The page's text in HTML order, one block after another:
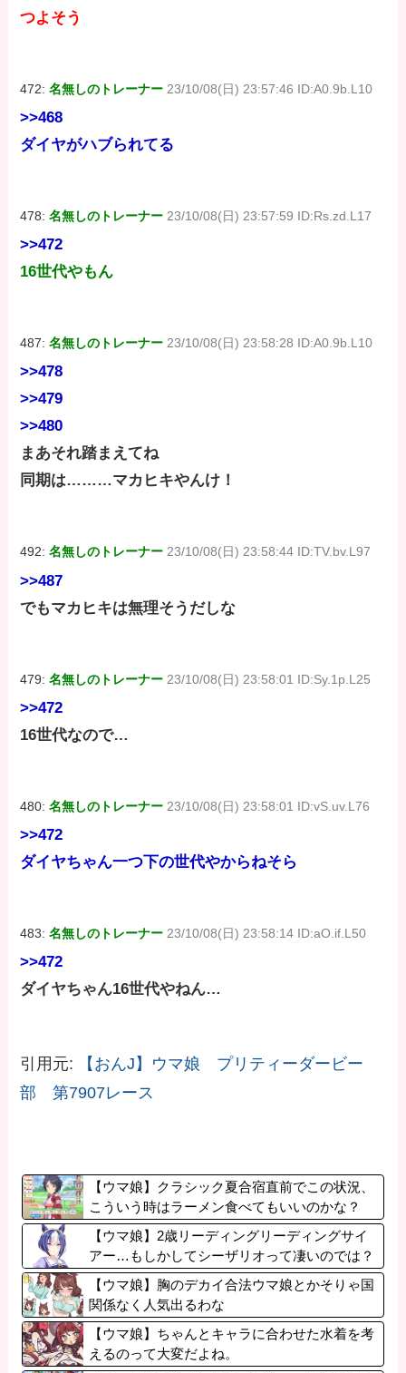
つよそう
472:名無しのトレーナー 23/10/08(日) 23:57:46 ID:A0.9b.L10
>>468
ダイヤがハブられてる
478:名無しのトレーナー 23/10/08(日) 23:57:59 ID:Rs.zd.L17
>>472
16世代やもん
487:名無しのトレーナー 23/10/08(日) 23:58:28 ID:A0.9b.L10
>>478
>>479
>>480
まあそれ踏まえてね
同期は………マカヒキやんけ！
492:名無しのトレーナー 23/10/08(日) 23:58:44 ID:TV.bv.L97
>>487
でもマカヒキは無理そうだしな
479:名無しのトレーナー 23/10/08(日) 23:58:01 ID:Sy.1p.L25
>>472
16世代なので…
480:名無しのトレーナー 23/10/08(日) 23:58:01 ID:vS.uv.L76
>>472
ダイヤちゃん一つ下の世代やからねそら
483:名無しのトレーナー 23/10/08(日) 23:58:14 ID:aO.if.L50
>>472
ダイヤちゃん16世代やねん…
引用元:
【おんJ】ウマ娘 プリティーダービー
部 第7907レース
【ウマ娘】クラシック夏合宿直前でこの状況、
こういう時はラーメン食べてもいいのかな？
【ウマ娘】2歳リーディングリーディングサイ
アー…もしかしてシーザリオって凄いのでは？
【ウマ娘】胸のデカイ合法ウマ娘とかそりゃ国
関係なく人気出るわな
【ウマ娘】ちゃんとキャラに合わせた水着を考
えるのって大変だよね。